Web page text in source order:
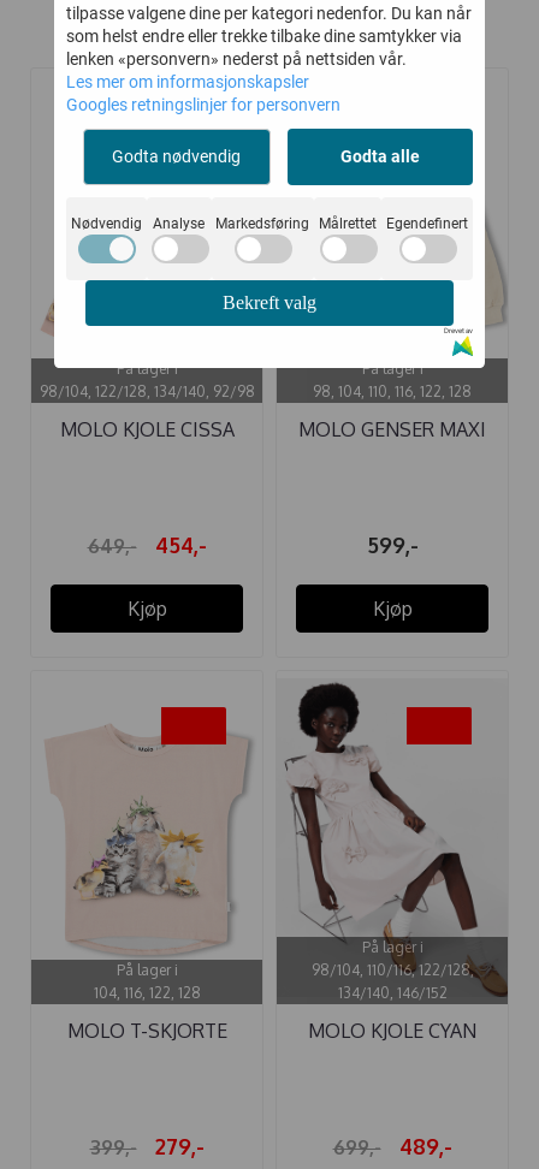
Relaterte produkter
På lager i
98/104, 122/128, 134/140, 92/98
MOLO KJOLE CISSA
649,- 454,-
Kjøp
På lager i
98, 104, 110, 116, 122, 128
MOLO GENSER MAXI
599,-
Kjøp
På lager i
104, 116, 122, 128
MOLO T-SKJORTE
399,- 279,-
På lager i
98/104, 110/116, 122/128,
134/140, 146/152
MOLO KJOLE CYAN
699,- 489,-
tilpasse valgene dine per kategori nedenfor. Du kan når
som helst endre eller trekke tilbake dine samtykker via
lenken «personvern» nederst på nettsiden vår.
Les mer om informasjonskapsler
Googles retningslinjer for personvern
Godta nødvendig Godta alle
Nødvendig Analyse Markedsføring Målrettet Egendefinert
Bekreft valg
Drevet av